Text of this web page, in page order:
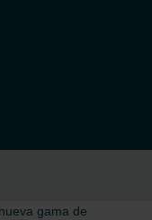
gama de